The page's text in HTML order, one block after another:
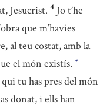
Jesucrist. 4 Jo t’he
que m’havies
al teu costat, amb la
el món existís. *
tu has pres del món
donat, i ells han